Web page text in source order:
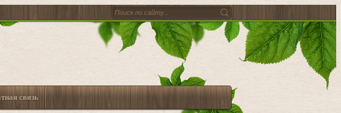
связь